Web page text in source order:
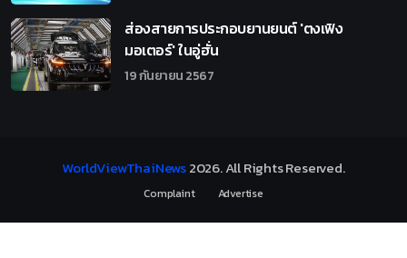
ส่องสายการประกอบยานยนต์ 'ตงเฟิง
มอเตอร์' ในอู่ฮั่น
19 กันยายน 2567
WorldViewThaiNews2026. All Rights Reserved.
Complaint Advertise